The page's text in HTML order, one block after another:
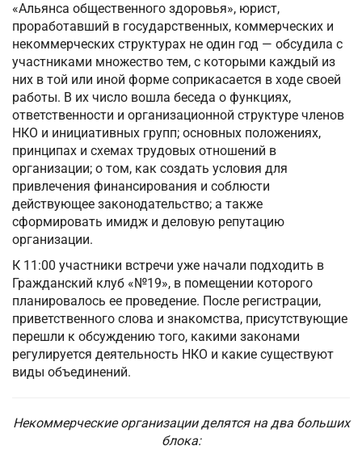
«Альянса общественного здоровья», юрист,
проработавший в государственных, коммерческих и
некоммерческих структурах не один год — обсудила с
участниками множество тем, с которыми каждый из
них в той или иной форме соприкасается в ходе своей
работы. В их число вошла беседа о функциях,
ответственности и организационной структуре членов
НКО и инициативных групп; основных положениях,
принципах и схемах трудовых отношений в
организации; о том, как создать условия для
привлечения финансирования и соблюсти
действующее законодательство; а также
сформировать имидж и деловую репутацию
организации.
К 11:00 участники встречи уже начали подходить в
Гражданский клуб «№19», в помещении которого
планировалось ее проведение. После регистрации,
приветственного слова и знакомства, присутствующие
перешли к обсуждению того, какими законами
регулируется деятельность НКО и какие существуют
виды объединений.
Некоммерческие организации делятся на два больших
блока: